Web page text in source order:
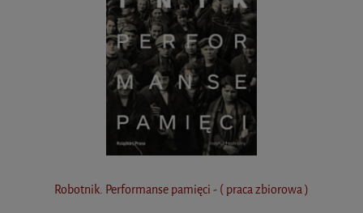
Robotnik. Performanse pamięci - ( praca zbiorowa )